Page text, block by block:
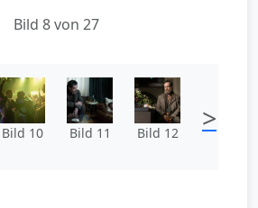
Bild 8 von 27
Bild 10 Bild 11 Bild 12 >